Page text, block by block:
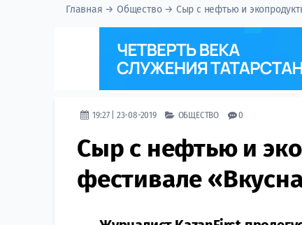
Главная →Общество→ Сыр с нефтью и
19:27 | 23-08-2019 ОБЩЕСТВО 0
Сыр с нефтью и
фестивале